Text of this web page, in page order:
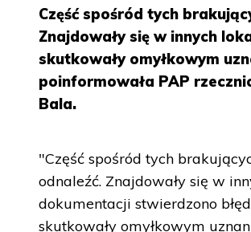
Część spośród tych
Znajdowały się w innych
skutkowały omyłkowym
poinformowała PAP
Bala.
"Część spośród tych
odnaleźć. Znajdowały się w
dokumentacji stwierdzono
skutkowały omyłkowym